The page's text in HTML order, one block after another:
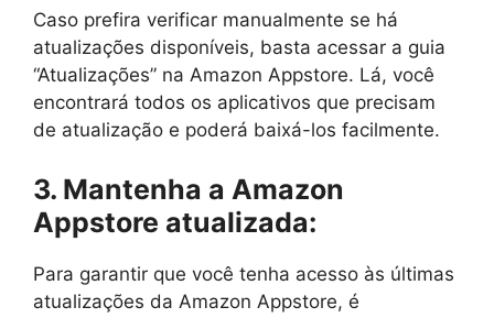
Caso prefira verificar manualmente se há
atualizações disponíveis, basta acessar a guia
“Atualizações” na Amazon Appstore. Lá, você
encontrará todos os aplicativos que precisam
de atualização e poderá baixá-los facilmente.
3. Mantenha a Amazon
Appstore atualizada:
Para garantir que você tenha acesso às últimas
atualizações da Amazon Appstore, é